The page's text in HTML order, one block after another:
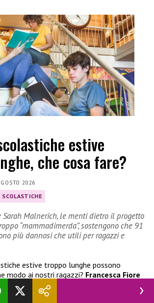
estive
che cosa fare?
2026
SCOLASTICHE
Sarah Malnerich, le menti dietro il progetto
“mammadimerda”, sostengono che 91
più dannosi che utili per ragazzi e
estive troppo lunghe possono
modo ai nostri ragazzi? Francesca Fiore
, le menti che hanno creato il progetto
“Mammadimerda”, sostengono che